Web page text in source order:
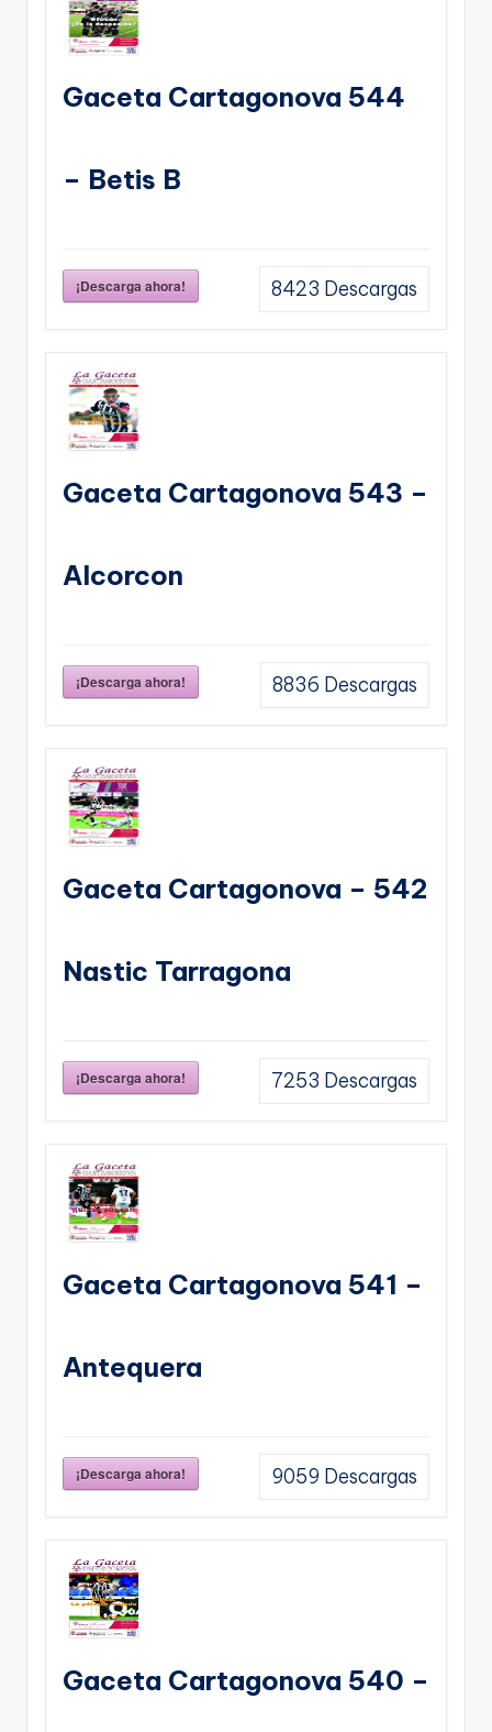
Gaceta Cartagonova 544
– Betis B
¡Descarga ahora! 8423 Descargas
Gaceta Cartagonova 543 –
Alcorcon
¡Descarga ahora! 8836 Descargas
Gaceta Cartagonova – 542
Nastic Tarragona
¡Descarga ahora! 7253 Descargas
Gaceta Cartagonova 541 –
Antequera
¡Descarga ahora! 9059 Descargas
Gaceta Cartagonova 540 –